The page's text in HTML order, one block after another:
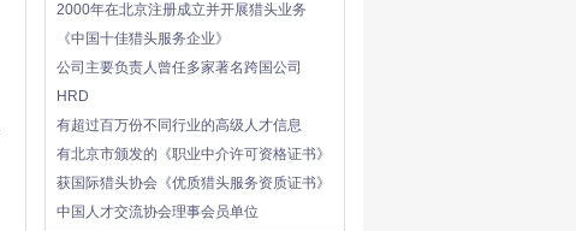
2000年在北京注册成立并开展猎头业务
《中国十佳猎头服务企业》
公司主要负责人曾任多家著名跨国公司
HRD
有超过百万份不同行业的高级人才信息
有北京市颁发的《职业中介许可资格证书》
获国际猎头协会《优质猎头服务资质证书》
中国人才交流协会理事会员单位